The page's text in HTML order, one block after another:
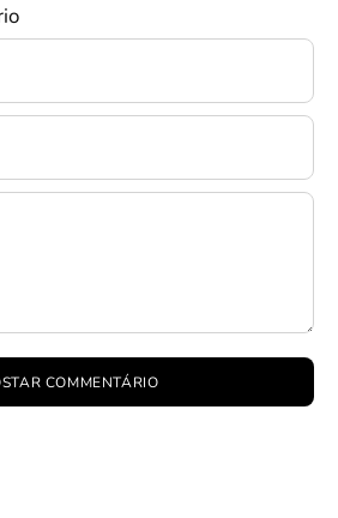
COMMENTÁRIO